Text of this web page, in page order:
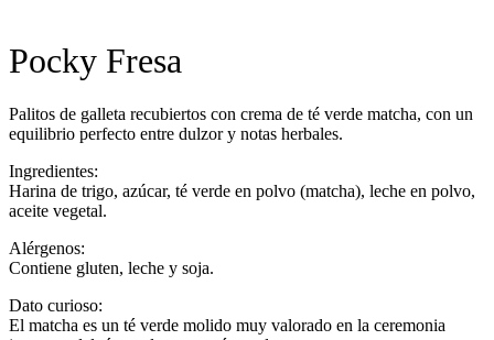
Pocky Fresa
Palitos de galleta recubiertos con crema de té verde matcha, con un
equilibrio perfecto entre dulzor y notas herbales.
Ingredientes:
Harina de trigo, azúcar, té verde en polvo (matcha), leche en polvo,
aceite vegetal.
Alérgenos:
Contiene gluten, leche y soja.
Dato curioso:
El matcha es un té verde molido muy valorado en la ceremonia